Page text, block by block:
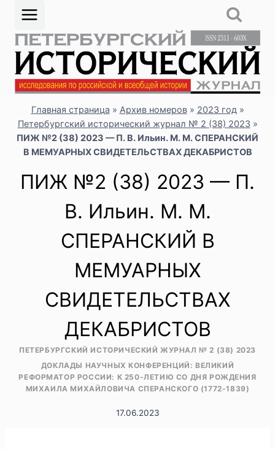
Перейти
содержимому
Главная страница » Архив номеров» 2023 год »
Петербургский исторический журнал № 2 (38) 2023 »
ПИЖ №2 (38) 2023 — П. В. Ильин. М. М. СПЕРАНСКИЙ
В МЕМУАРНЫХ СВИДЕТЕЛЬСТВАХ ДЕКАБРИСТОВ
ПИЖ №2 (38) 2023 — П.
В. Ильин. М. М.
СПЕРАНСКИЙ В
МЕМУАРНЫХ
СВИДЕТЕЛЬСТВАХ
ДЕКАБРИСТОВ
ПЕТЕРБУРГСКИЙ ИСТОРИЧЕСКИЙ ЖУРНАЛ № 2 (38) 2023
ДОКЛАДЫ НАУЧНЫХ КОНФЕРЕНЦИЙ: ВЕЛИКИЙ
РЕФОРМАТОР РОССИИ: К 250-ЛЕТИЮ СО ДНЯ РОЖДЕНИЯ
МИХАИЛА МИХАЙЛОВИЧА СПЕРАНСКОГО (1772-1839)
17.06.2023